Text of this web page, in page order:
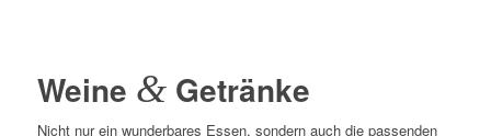
Weine &Getränke
Nicht nur ein wunderbares Essen, sondern auch die passenden